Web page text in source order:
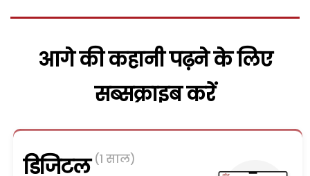
आगे की कहानी पढ़ने के लिए
सब्सक्राइब करें
डिजिटल (1 साल)